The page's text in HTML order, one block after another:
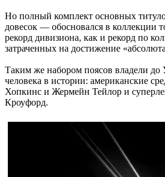
Но полный комплект основных
довесок — обосновался в коллекции
рекорд дивизиона, как и рекорд по
затраченных на достижение
Таким же набором поясов владели до
человека в истории: американские
Хопкинс и Жермейн Тейлор и
Кроуфорд.